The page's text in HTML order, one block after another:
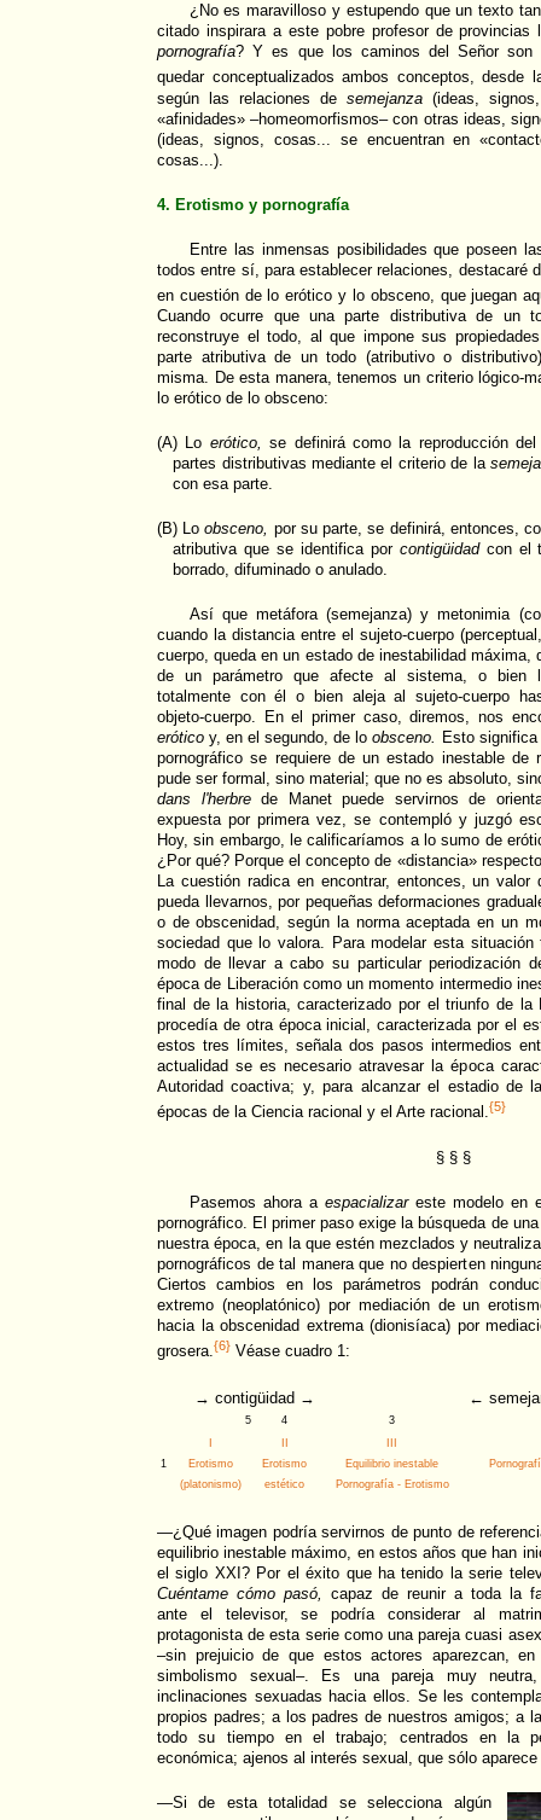
¿No es maravilloso y estupendo que un texto
citado inspirara a este pobre profesor de
pornografía? Y es que los caminos del Señor son
quedar conceptualizados ambos conceptos, desde
según las relaciones de semejanza (ideas,
«afinidades» –homeomorfismos– con otras ideas,
(ideas, signos, cosas... se encuentran en
cosas...).
4. Erotismo y pornografía
Entre las inmensas posibilidades que poseen
todos entre sí, para establecer relaciones, destacaré
en cuestión de lo erótico y lo obsceno, que juegan
Cuando ocurre que una parte distributiva de un
reconstruye el todo, al que impone sus
parte atributiva de un todo (atributivo o
misma. De esta manera, tenemos un criterio lógico-
lo erótico de lo obsceno:
(A) Lo erótico, se definirá como la reproducción
partes distributivas mediante el criterio de la
con esa parte.
(B) Loobsceno, por su parte, se definirá, entonces,
atributiva que se identifica por contigüidadcon el
borrado, difuminado o anulado.
Así que metáfora (semejanza) y metonimia
cuando la distancia entre el sujeto-cuerpo
cuerpo, queda en un estado de inestabilidad máxima,
de un parámetro que afecte al sistema, o bien
totalmente con él o bien aleja al sujeto-cuerpo
objeto-cuerpo. En el primer caso, diremos, nos
erótico y, en el segundo, de loobsceno. Esto
pornográfico se requiere de un estado inestable de
pude ser formal, sino material; que no es absoluto,
dans l'herbrede Manet puede servirnos de
expuesta por primera vez, se contempló y juzgó
Hoy, sin embargo, le calificaríamos a lo sumo de
¿Por qué? Porque el concepto de «distancia»
La cuestión radica en encontrar, entonces, un valor
pueda llevarnos, por pequeñas deformaciones
o de obscenidad, según la norma aceptada en un
sociedad que lo valora. Para modelar esta
modo de llevar a cabo su particular periodización
época de Liberación como un momento intermedio
final de la historia, caracterizado por el triunfo de la
procedía de otra época inicial, caracterizada por el
estos tres límites, señala dos pasos intermedios
actualidad se es necesario atravesar la época
Autoridad coactiva; y, para alcanzar el estadio de
épocas de la Ciencia racional y el Arte racional.{5}
§ § §
Pasemos ahora a espacializareste modelo en
pornográfico. El primer paso exige la búsqueda de
nuestra época, en la que estén mezclados y
pornográficos de tal manera que no despierten
Ciertos cambios en los parámetros podrán
extremo (neoplatónico) por mediación de un
hacia la obscenidad extrema (dionisíaca) por
grosera.{6} Véase cuadro 1:
→ contigüidad → ←
5 4 3
1
Erotismo
(platonismo)
Erotismo
estético
Equilibrio inestable
Pornografía - Erotismo
—¿Qué imagen podría servirnos de punto de
equilibrio inestable máximo, en estos años que han
el siglo XXI? Por el éxito que ha tenido la serie
Cuéntame cómo pasó, capaz de reunir a toda la
ante el televisor, se podría considerar al
protagonista de esta serie como una pareja cuasi
–sin prejuicio de que estos actores aparezcan,
simbolismo sexual–. Es una pareja muy
inclinaciones sexuadas hacia ellos. Se les
propios padres; a los padres de nuestros amigos; a
todo su tiempo en el trabajo; centrados en la
económica; ajenos al interés sexual, que sólo
—Si de esta totalidad se selecciona algún